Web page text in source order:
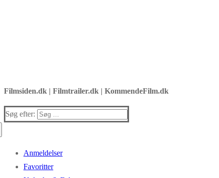
Filmsiden.dk | Filmtrailer.dk | KommendeFilm.dk
Søg efter:
Anmeldelser
Favoritter